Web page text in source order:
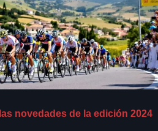
novedades de la edición 2024